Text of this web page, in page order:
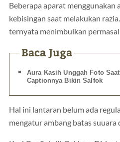
Beberapa aparat menggunakan
kebisingan saat melakukan
ternyata menimbulkan
Baca Juga
Aura Kasih Unggah Foto
Captionnya Bikin Salfok
Hal ini lantaran belum ada
mengatur ambang batas